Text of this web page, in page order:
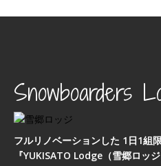
Snowboarders
フルリノベーションした 1日1組
『YUKISATO Lodge（雪郷ロッジ